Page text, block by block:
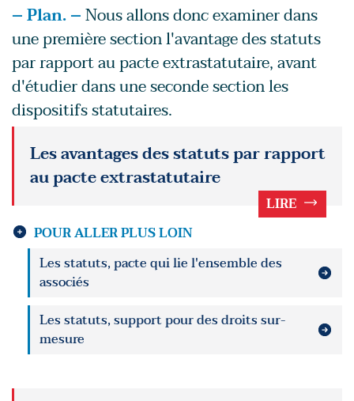
– Plan. –Nous allons donc examiner dans
une première section l'avantage des statuts
par rapport au pacte extrastatutaire, avant
d'étudier dans une seconde section les
dispositifs statutaires.
Les avantages des statuts par rapport
au pacte extrastatutaire
LIRE
POUR ALLER PLUS LOIN
Les statuts, pacte qui lie l'ensemble des
associés
Les statuts, support pour des droits sur-
mesure